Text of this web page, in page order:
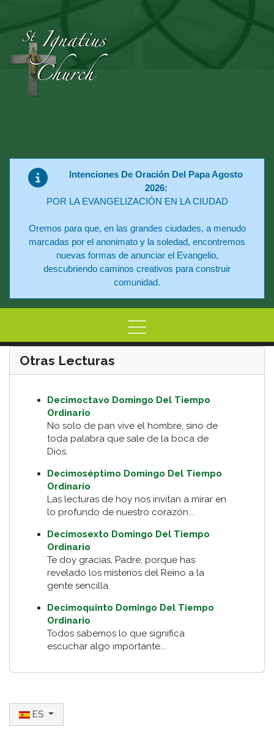
Intenciones De Oración Del Papa Agosto
2026:
POR LA EVANGELIZACIÓN EN LA CIUDAD
Oremos para que, en las grandes ciudades, a menudo
marcadas por el anonimato y la soledad, encontremos
nuevas formas de anunciar el Evangelio,
descubriendo caminos creativos para construir
comunidad.
Home Información
Otras Lecturas
Decimoctavo Domingo Del Tiempo
Ordinario
No solo de pan vive el hombre, sino de
toda palabra que sale de la boca de
Dios.
Decimoséptimo Domingo Del Tiempo
Ordinario
Las lecturas de hoy nos invitan a mirar en
lo profundo de nuestro corazón...
Decimosexto Domingo Del Tiempo
Ordinario
Te doy gracias, Padre, porque has
revelado los misterios del Reino a la
gente sencilla.
Decimoquinto Domingo Del Tiempo
Ordinario
Todos sabemos lo que significa
escuchar algo importante...
Seleccione su idioma
ES